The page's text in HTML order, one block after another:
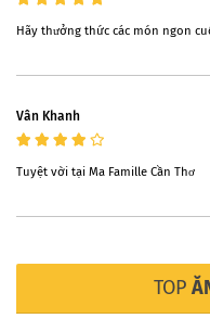
Hãy thưởng thức các món ngon
Vân Khanh
Tuyệt vời tại Ma Famille Cần Thơ
TOP